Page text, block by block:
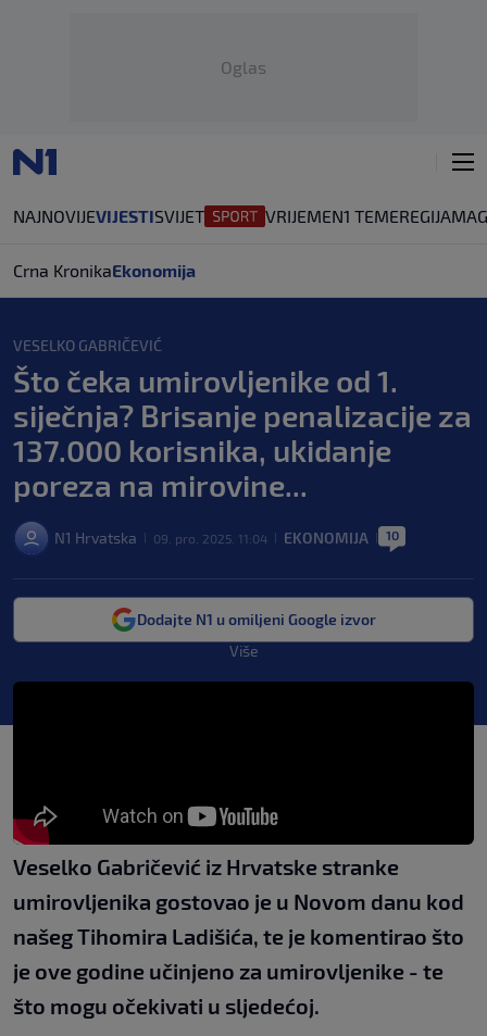
Oglas
NAJNOVIJEVIJESTISVIJET VRIJEMEN1 TEMEREGIJA
Crna KronikaEkonomija
VESELKO GABRIČEVIĆ
Što čeka umirovljenike od 1.
siječnja? Brisanje penalizacije za
137.000 korisnika, ukidanje
poreza na mirovine...
N1 Hrvatska 09. pro. 2025. 11:04 EKONOMIJA 10
Dodajte N1 u omiljeni Google izvor
Više
Veselko Gabričević iz Hrvatske stranke
umirovljenika gostovao je u Novom danu kod
našeg Tihomira Ladišića, te je komentirao što
je ove godine učinjeno za umirovljenike - te
što mogu očekivati u sljedećoj.